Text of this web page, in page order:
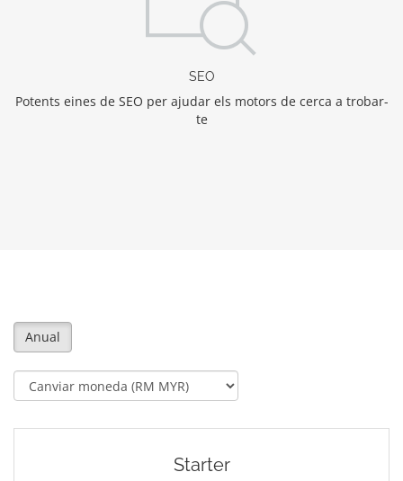
SEO
Potents eines de SEO per ajudar els motors de cerca a trobar-
te
Anual
Starter